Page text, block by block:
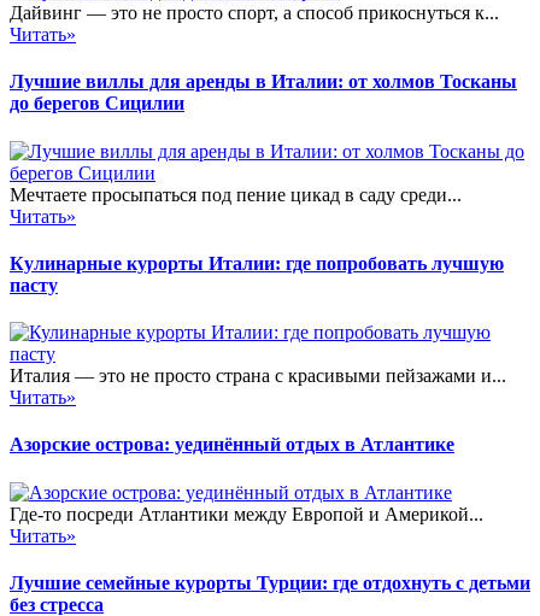
Дайвинг — это не просто спорт, а способ прикоснуться к...
Читать»
Лучшие виллы для аренды в Италии: от холмов Тосканы
до берегов Сицилии
Мечтаете просыпаться под пение цикад в саду среди...
Читать»
Кулинарные курорты Италии: где попробовать лучшую
пасту
Италия — это не просто страна с красивыми пейзажами и...
Читать»
Азорские острова: уединённый отдых в Атлантике
Где-то посреди Атлантики между Европой и Америкой...
Читать»
Лучшие семейные курорты Турции: где отдохнуть с детьми
без стресса